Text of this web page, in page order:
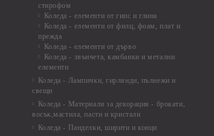
стирофом
Коледа - елементи от гипс и глина
Коледа - елементи от филц, фоам, плат и
прежда
Коледа - елементи от дърво
Коледа - звънчета, камбанки и метални
елементи
Коледа - Лампички, гирлянди, пълнежи и
свещи
Коледа - Материали за декорация - брокати,
восък,мастила, пасти и кристали
Коледа - Панделки, ширити и конци